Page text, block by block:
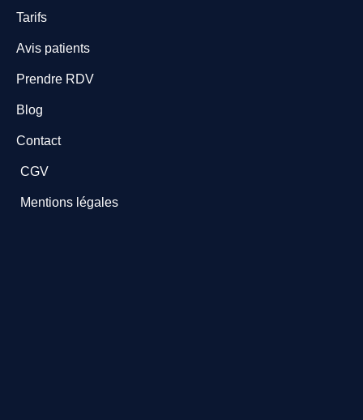
Tarifs
Avis patients
Prendre RDV
Blog
Contact
CGV
Mentions légales